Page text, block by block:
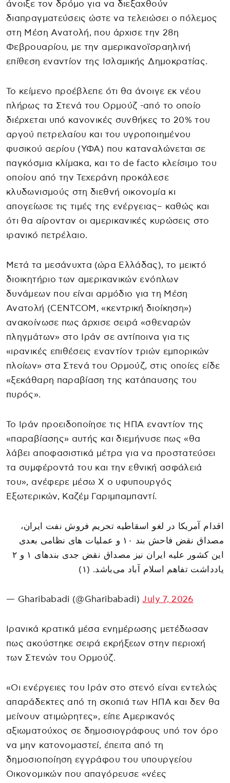
άνοιξε τον δρόμο για να διεξαχθούν
διαπραγματεύσεις ώστε να τελειώσει ο πόλεμος
στη Μέση Ανατολή, που άρχισε την 28η
Φεβρουαρίου, με την αμερικανοϊσραηλινή
επίθεση εναντίον της Ισλαμικής Δημοκρατίας.
Το κείμενο προέβλεπε ότι θα άνοιγε εκ νέου
πλήρως τα Στενά του Ορμούζ -από το οποίο
διέρχεται υπό κανονικές συνθήκες το 20% του
αργού πετρελαίου και του υγροποιημένου
φυσικού αερίου (ΥΦΑ) που καταναλώνεται σε
παγκόσμια κλίμακα, και το de facto κλείσιμο του
οποίου από την Τεχεράνη προκάλεσε
κλυδωνισμούς στη διεθνή οικονομία κι
απογείωσε τις τιμές της ενέργειας– καθώς και
ότι θα αίρονταν οι αμερικανικές κυρώσεις στο
ιρανικό πετρέλαιο.
Μετά τα μεσάνυχτα (ώρα Ελλάδας), το μεικτό
διοικητήριο των αμερικανικών ενόπλων
δυνάμεων που είναι αρμόδιο για τη Μέση
Ανατολή (CENTCOM, «κεντρική διοίκηση»)
ανακοίνωσε πως άρχισε σειρά «σθεναρών
πληγμάτων» στο Ιράν σε αντίποινα για τις
«ιρανικές επιθέσεις εναντίον τριών εμπορικών
πλοίων» στα Στενά του Ορμούζ, στις οποίες είδε
«ξεκάθαρη παραβίαση της κατάπαυσης του
πυρός».
Το Ιράν προειδοποίησε τις ΗΠΑ εναντίον της
«παραβίασης» αυτής και διεμήνυσε πως «θα
λάβει αποφασιστικά μέτρα για να προστατεύσει
τα συμφέροντά του και την εθνική ασφάλειά
του», ανέφερε μέσω X ο υφυπουργός
Εξωτερικών, Καζέμ Γαριμπαμπαντί.
اقدام آمریکا در لغو اسقاطیه تحریم فروش نفت ایران،
مصداق نقض فاحش بند ۱۰ و عملیات های نظامی بعدی
این کشور علیه ایران نیز مصداق نقض جدی بندهای ۱ و ۲
یادداشت تفاهم اسلام آباد می‌باشد. (۱)
— Gharibabadi (@Gharibabadi)July 7, 2026
Ιρανικά κρατικά μέσα ενημέρωσης μετέδωσαν
πως ακούστηκε σειρά εκρήξεων στην περιοχή
των Στενών του Ορμούζ.
«Οι ενέργειες του Ιράν στο στενό είναι εντελώς
απαράδεκτες από τη σκοπιά των ΗΠΑ και δεν θα
μείνουν ατιμώρητες», είπε Αμερικανός
αξιωματούχος σε δημοσιογράφους υπό τον όρο
να μην κατονομαστεί, έπειτα από τη
δημοσιοποίηση εγγράφου του υπουργείου
Οικονομικών που απαγόρευσε «νέες